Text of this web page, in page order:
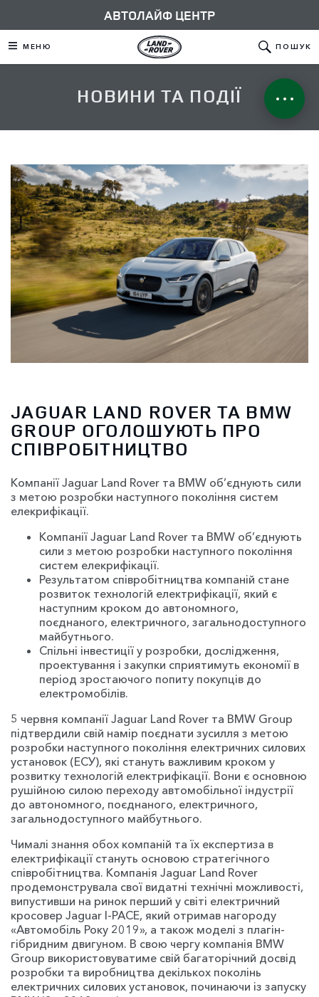
АВТОЛАЙФ ЦЕНТР
МЕНЮ ПОШУК
НОВИНИ ТА ПОДІЇ
JAGUAR LAND ROVER ТА BMW
GROUP ОГОЛОШУЮТЬ ПРО
СПІВРОБІТНИЦТВО
Компанії Jaguar Land Rover та BMW об’єднують сили
з метою розробки наступного покоління систем
елекрифікації.
Компанії Jaguar Land Rover та BMW об’єднують
сили з метою розробки наступного покоління
систем елекрифікації.
Результатом співробітництва компаній стане
розвиток технологій електрифікації, який є
наступним кроком до автономного,
поєднаного, електричного, загальнодоступного
майбутнього.
Спільні інвестиції у розробки, дослідження,
проектування і закупки сприятимуть економії в
період зростаючого попиту покупців до
електромобілів.
5 червня компанії Jaguar Land Rover та BMW Group
підтвердили свій намір поєднати зусилля з метою
розробки наступного покоління електричних силових
установок (ЕСУ), які стануть важливим кроком у
розвитку технологій електрифікації. Вони є основною
рушійною силою переходу автомобільної індустрії
до автономного, поєднаного, електричного,
загальнодоступного майбутнього.
Чималі знання обох компаній та їх експертиза в
електрифікації стануть основою стратегічного
співробітництва. Компанія Jaguar Land Rover
продемонструвала свої видатні технічні можливості,
випустивши на ринок перший у світі електричний
кросовер Jaguar I-PACE, який отримав нагороду
«Автомобіль Року 2019», а також моделі з плагін-
гібридним двигуном. В свою чергу компанія BMW
Group використовуватиме свій багаторічний досвід
розробки та виробництва декількох поколінь
електричних силових установок, починаючи із запуску